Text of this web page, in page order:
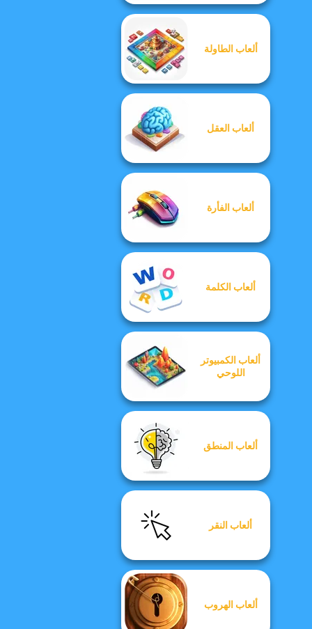
ألعاب الطاولة
ألعاب العقل
ألعاب الفأرة
ألعاب الكلمة
ألعاب الكمبيوتر
اللوحي
ألعاب المنطق
ألعاب النقر
ألعاب الهروب